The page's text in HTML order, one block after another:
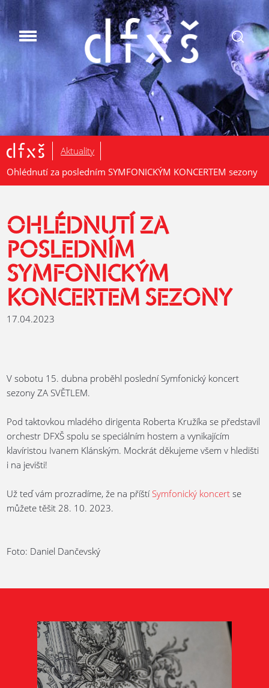
.
Aktuality
Ohlédnutí za posledním SYMFONICKÝM KONCERTEM sezony
OHLÉDNUTÍ ZA
POSLEDNÍM
SYMFONICKÝM
KONCERTEM SEZONY
17.04.2023
V sobotu 15. dubna proběhl poslední Symfonický koncert
sezony ZA SVĚTLEM.
Pod taktovkou mladého dirigenta Roberta Kružíka se představil
orchestr DFXŠ spolu se speciálním hostem a vynikajícím
klavíristou Ivanem Klánským. Mockrát děkujeme všem v hledišti
i na jevišti!
Už teď vám prozradíme, že na příštíSymfonický koncert se
můžete těšit 28. 10. 2023.
Foto: Daniel Dančevský